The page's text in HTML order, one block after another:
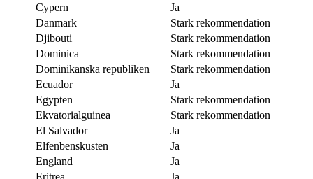
Cypern
Ja
Danmark
Stark rekommendation
Djibouti
Stark rekommendation
Dominica
Stark rekommendation
Dominikanska republiken
Stark rekommendation
Ecuador
Ja
Egypten
Stark rekommendation
Ekvatorialguinea
Stark rekommendation
El Salvador
Ja
Elfenbenskusten
Ja
England
Ja
Eritrea
Ja